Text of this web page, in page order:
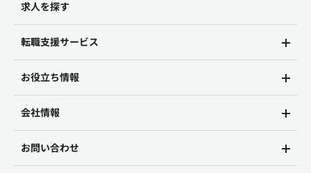
求人を探す
転職支援サービス
お役立ち情報
会社情報
お問い合わせ